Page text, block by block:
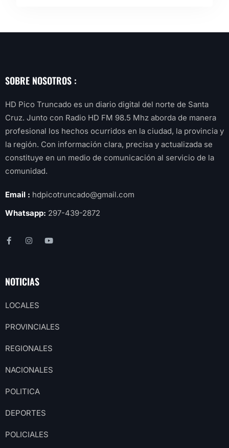
SOBRE NOSOTROS :
HD Pico Truncado es un diario digital del norte de Santa
Cruz. Junto con Radio HD FM 98.5 Mhz aborda de manera
profesional los hechos ocurridos en la ciudad, la provincia y
la región. Con información clara, precisa y actualizada se
constituye en un medio de comunicación al servicio de la
comunidad.
Email : hdpicotruncado@gmail.com
Whatsapp: 297-439-2872
NOTICIAS
LOCALES
PROVINCIALES
REGIONALES
NACIONALES
POLITICA
DEPORTES
POLICIALES